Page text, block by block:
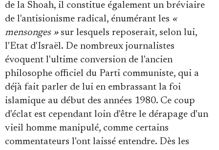
de la Shoah, il constitue également un bréviaire
de l'antisionisme radical, énumérant les «
mensonges »sur lesquels reposerait, selon lui,
l'Etat d'Israël. De nombreux journalistes
évoquent l'ultime conversion de l'ancien
philosophe officiel du Parti communiste, qui a
déjà fait parler de lui en embrassant la foi
islamique au début des années 1980. Ce coup
d'éclat est cependant loin d'être le dérapage d'un
vieil homme manipulé, comme certains
commentateurs l'ont laissé entendre. Dès les